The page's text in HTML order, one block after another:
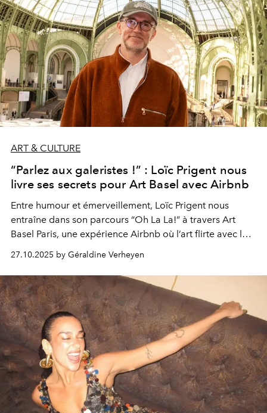
ART & CULTURE
“Parlez aux galeristes !” : Loïc Prigent nous
livre ses secrets pour Art Basel avec Airbnb
Entre humour et émerveillement, Loïc Prigent nous
entraîne dans son parcours “Oh La La!” à travers Art
Basel Paris, une expérience Airbnb où l’art flirte avec la
27.10.2025 by Géraldine Verheyen